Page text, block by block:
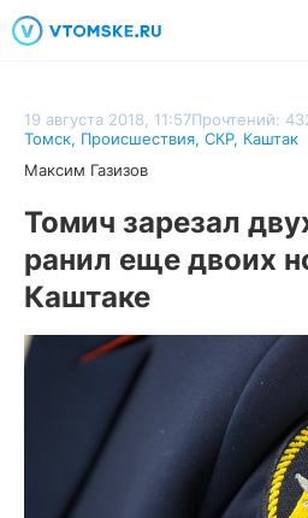
19 августа 2018, 11:57Прочтений:
Томск, Происшествия, СКР, Каштак
Максим Газизов
Томич зарезал
ранил еще двоих
Каштаке